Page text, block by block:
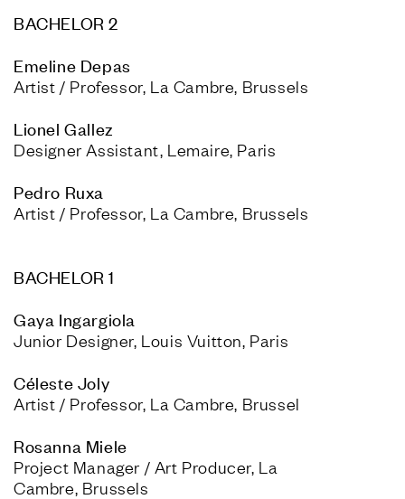
BACHELOR 2
Artist / Professor, La Cambre, Brussels
Designer Assistant, Lemaire, Paris
Artist / Professor, La Cambre, Brussels
BACHELOR 1
Junior Designer, Louis Vuitton, Paris
Artist / Professor, La Cambre, Brussel
Project Manager / Art Producer, La
Cambre, Brussels